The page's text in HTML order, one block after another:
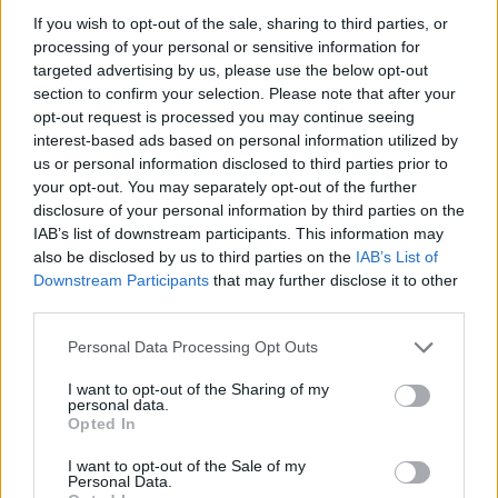
If you wish to opt-out of the sale, sharing to third parties, or
processing of your personal or sensitive information for
targeted advertising by us, please use the below opt-out
section to confirm your selection. Please note that after your
opt-out request is processed you may continue seeing
interest-based ads based on personal information utilized by
us or personal information disclosed to third parties prior to
your opt-out. You may separately opt-out of the further
disclosure of your personal information by third parties on the
IAB’s list of downstream participants. This information may
also be disclosed by us to third parties on the IAB’s List of
Downstream Participants that may further disclose it to other
Personal Data Processing Opt Outs
I want to opt-out of the Sharing of my
personal data.
Opted In
I want to opt-out of the Sale of my
Personal Data.
υπηρετεί τον βασιλιά των Φερρών Άδμητο. Για
αντάλλαγμα της φιλοξενίας του ο Θεός, του
προσφέρει το προνόμιο να αποφύγει τον πρόωρο
θάνατο, αρκεί κάποιος να πεθάνει στη θέση του. Οι
γονείς του αρνούνται, αλλά η σύζυγός του
Άλκηστη δέχεται να πεθάνει αντί γι' αυτόν.. Ο
Άδμητος της υπόσχεται αιώνια συζυγική πίστη και
αγάπη.
Όμως κατά την επίσκεψη του ήρωα Ηρακλή ο
σύζυγος της παρακάμπτει το πένθος και
διασκεδάζει. Ο Ηρακλής μαθαίνει την αλήθεια από
τον Χάροντα και φέρνει πίσω την Άλκηστη. Η
Άλκηστη όμως παραμένει σιωπηλή, σκεπασμένη με
το λευκό της σάβανο. αφήνοντας αναπάντητα
ερωτήματα για το μέλλον της.